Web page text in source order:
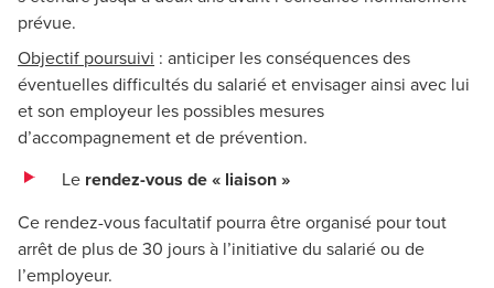
prévue.
Objectif poursuivi : anticiper les conséquences des
éventuelles difficultés du salarié et envisager ainsi avec lui
et son employeur les possibles mesures
d’accompagnement et de prévention.
Le rendez-vous de « liaison »
Ce rendez-vous facultatif pourra être organisé pour tout
arrêt de plus de 30 jours à l’initiative du salarié ou de
l’employeur.